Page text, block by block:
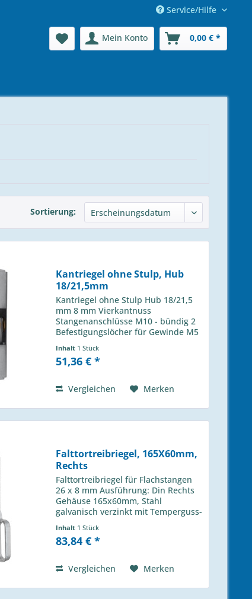
Service/Hilfe
Mein Konto 0,00 € *
Sortierung:
Kantriegel ohne Stulp, Hub
18/21,5mm
Kantriegel ohne Stulp Hub 18/21,5
mm 8 mm Vierkantnuss
Stangenanschlüsse M10 - bündig 2
Befestigungslöcher für Gewinde M5
Inhalt 1 Stück
51,36 € *
Vergleichen Merken
Falttortreibriegel, 165X60mm,
Rechts
Falttortreibriegel für Flachstangen
26 x 8 mm Ausführung: Din Rechts
Gehäuse 165x60mm, Stahl
galvanisch verzinkt mit Temperguss-
Gelenken Hub 30 mm
Inhalt 1 Stück
83,84 € *
Vergleichen Merken